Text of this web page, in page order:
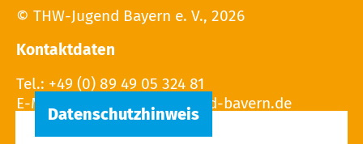
© THW-Jugend Bayern e. V., 2026
Kontaktdaten
Tel.: +49 (0) 89 49 05 324 81
E-Mail: